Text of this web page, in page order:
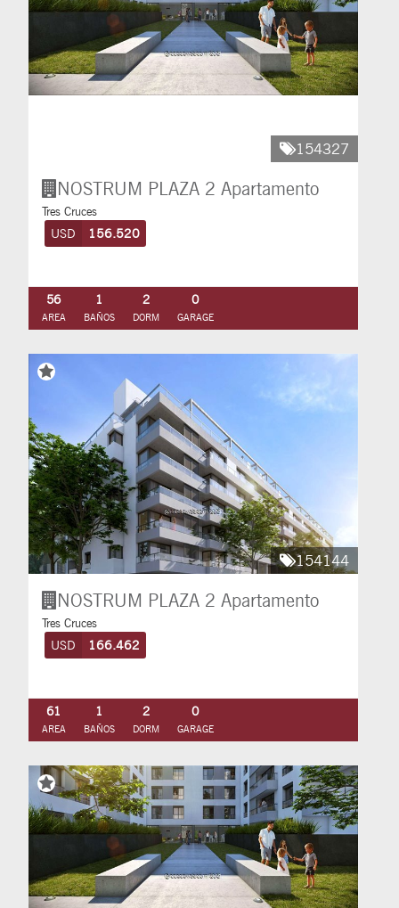
154327
NOSTRUM PLAZA 2 Apartamento
Tres Cruces
USD 156.520
56
AREA
1
BAÑOS
2
DORM
0
GARAGE
154144
NOSTRUM PLAZA 2 Apartamento
Tres Cruces
USD 166.462
61
AREA
1
BAÑOS
2
DORM
0
GARAGE